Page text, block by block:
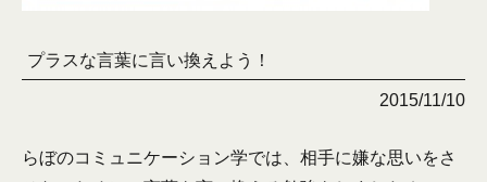
プラスな言葉に言い換えよう！
2015/11/10
らぼのコミュニケーション学では、相手に嫌な思いをさ